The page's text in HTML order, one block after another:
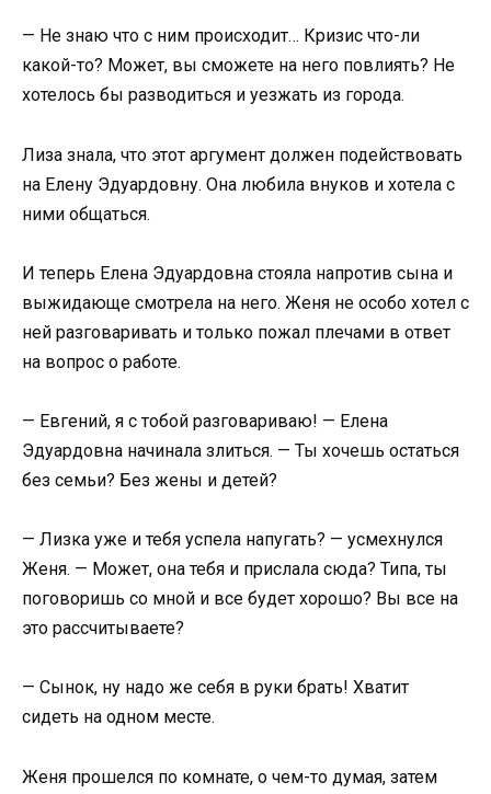
— Не знаю что с ним происходит… Кризис что-ли
какой-то? Может, вы сможете на него повлиять? Не
хотелось бы разводиться и уезжать из города.
Лиза знала, что этот аргумент должен подействовать
на Елену Эдуардовну. Она любила внуков и хотела с
ними общаться.
И теперь Елена Эдуардовна стояла напротив сына и
выжидающе смотрела на него. Женя не особо хотел с
ней разговаривать и только пожал плечами в ответ
на вопрос о работе.
— Евгений, я с тобой разговариваю! — Елена
Эдуардовна начинала злиться. — Ты хочешь остаться
без семьи? Без жены и детей?
— Лизка уже и тебя успела напугать? — усмехнулся
Женя. — Может, она тебя и прислала сюда? Типа, ты
поговоришь со мной и все будет хорошо? Вы все на
это рассчитываете?
— Сынок, ну надо же себя в руки брать! Хватит
сидеть на одном месте.
Женя прошелся по комнате, о чем-то думая, затем